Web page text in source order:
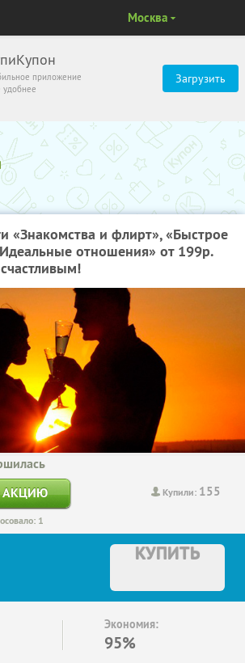
приложение
Загрузить
Москва
«Знакомства и флирт», «Быстрое
отношения» от 199р.
Купили: 155
АКЦИЮ
1
КУПИТЬ
Экономия:
95%